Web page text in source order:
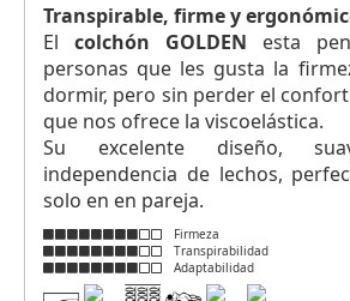
Transpirable, firme y
El colchón GOLDEN esta
personas que les gusta la
dormir, pero sin perder el
que nos ofrece la viscoelástica.
Su excelente diseño,
independencia de lechos,
solo en en pareja.
Firmeza
Transpirabilidad
Adaptabilidad